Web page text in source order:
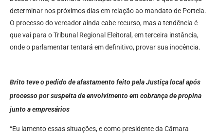
determinar nos próximos dias em relação ao mandato de Portela.
O processo do vereador ainda cabe recurso, mas a tendência é
que vai para o Tribunal Regional Eleitoral, em terceira instância,
onde o parlamentar tentará em definitivo, provar sua inocência.
Brito teve o pedido de afastamento feito pela Justiça local após
processo por suspeita de envolvimento em cobrança de propina
junto a empresários
“Eu lamento essas situações, e como presidente da Câmara